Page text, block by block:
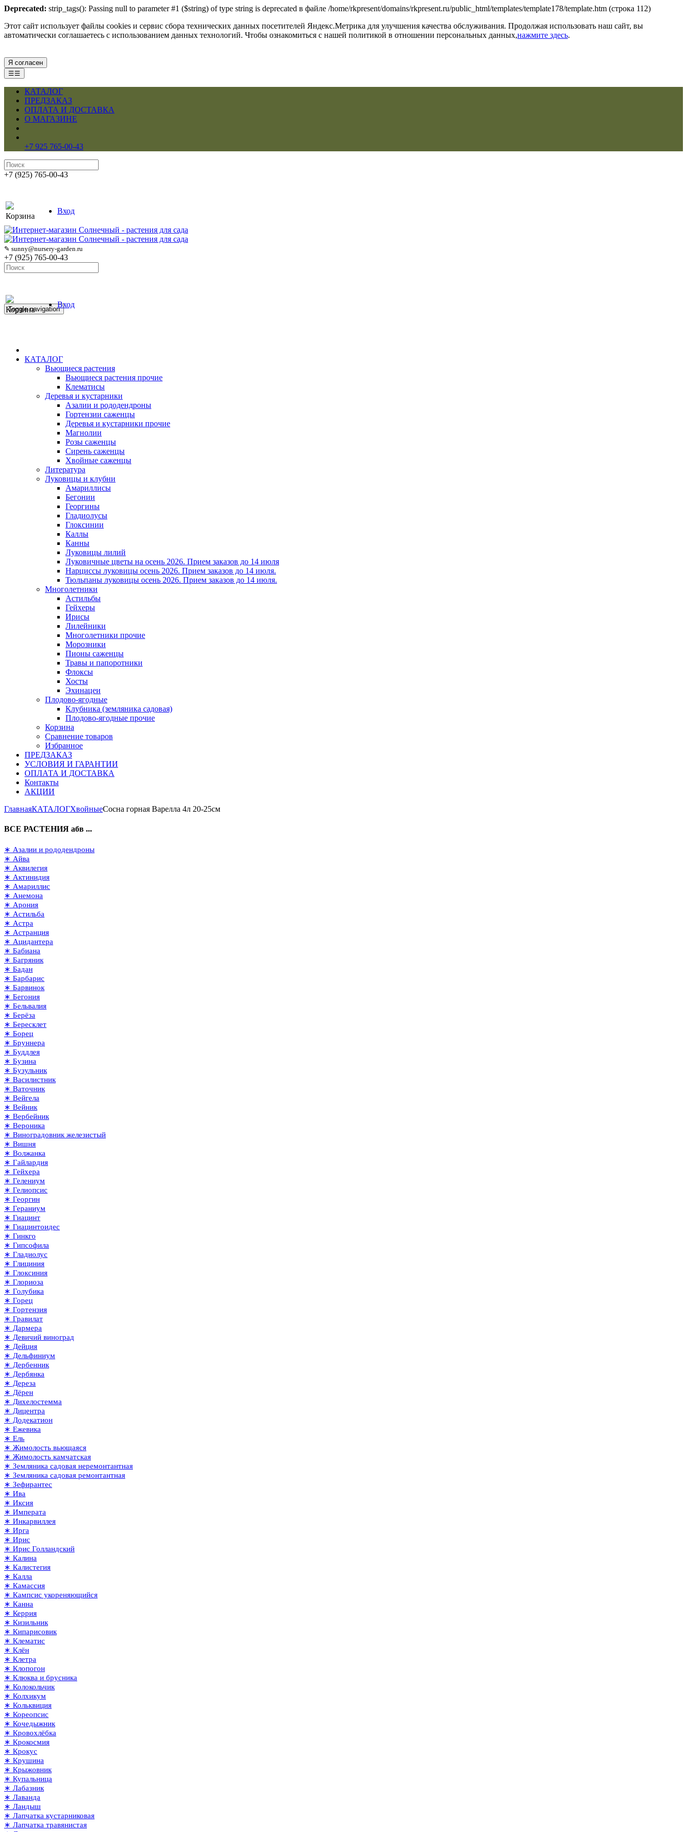
Deprecated: strip_tags(): Passing null to parameter #1 ($string) of type string is deprecated в файле /home/rkpresent/domains/rkpresent.ru/public_html/templates/template178/template.htm (строка 112)
Этот сайт использует файлы cookies и сервис сбора технических данных посетителей Яндекс.Метрика для улучшения качества обслуживания. Продолжая использовать наш сайт, вы
автоматически соглашаетесь с использованием данных технологий. Чтобы ознакомиться с нашей политикой в отношении персональных данных,нажмите здесь.
Я согласен
☰☰
КАТАЛОГ
ПРЕДЗАКАЗ
ОПЛАТА И ДОСТАВКА
О МАГАЗИНЕ
+7 925 765-00-43
+7 (925) 765-00-43
Корзина
Вход
✎ sunny@nursery-garden.ru
+7 (925) 765-00-43
Корзина
Вход
Toggle navigation
КАТАЛОГ
Вьющиеся растения
Вьющиеся растения прочие
Клематисы
Деревья и кустарники
Азалии и рододендроны
Гортензии саженцы
Деревья и кустарники прочие
Магнолии
Розы саженцы
Сирень саженцы
Хвойные саженцы
Литература
Луковицы и клубни
Амариллисы
Бегонии
Георгины
Гладиолусы
Глоксинии
Каллы
Канны
Луковицы лилий
Луковичные цветы на осень 2026. Прием заказов до 14 июля
Нарциссы луковицы осень 2026. Прием заказов до 14 июля.
Тюльпаны луковицы осень 2026. Прием заказов до 14 июля.
Многолетники
Астильбы
Гейхеры
Ирисы
Лилейники
Многолетники прочие
Морозники
Пионы саженцы
Травы и папоротники
Флоксы
Хосты
Эхинацеи
Плодово-ягодные
Клубника (земляника садовая)
Плодово-ягодные прочие
Корзина
Сравнение товаров
Избранное
ПРЕДЗАКАЗ
УСЛОВИЯ И ГАРАНТИИ
ОПЛАТА И ДОСТАВКА
Контакты
АКЦИИ
ГлавнаяКАТАЛОГХвойныеСосна горная Варелла 4л 20-25см
ВСЕ РАСТЕНИЯ абв ...
∗ Азалии и рододендроны
∗ Айва
∗ Аквилегия
∗ Актинидия
∗ Амариллис
∗ Анемона
∗ Арония
∗ Астильба
∗ Астра
∗ Астранция
∗ Ацидантера
∗ Бабиана
∗ Багряник
∗ Бадан
∗ Барбарис
∗ Барвинок
∗ Бегония
∗ Бельвалия
∗ Берёза
∗ Бересклет
∗ Борец
∗ Бруннера
∗ Буддлея
∗ Бузина
∗ Бузульник
∗ Василистник
∗ Ваточник
∗ Вейгела
∗ Вейник
∗ Вербейник
∗ Вероника
∗ Виноградовник железистый
∗ Вишня
∗ Волжанка
∗ Гайлардия
∗ Гейхера
∗ Гелениум
∗ Гелиопсис
∗ Георгин
∗ Гераниум
∗ Гиацинт
∗ Гиацинтоидес
∗ Гинкго
∗ Гипсофила
∗ Гладиолус
∗ Глициния
∗ Глоксиния
∗ Глориоза
∗ Голубика
∗ Горец
∗ Гортензия
∗ Гравилат
∗ Дармера
∗ Девичий виноград
∗ Дейция
∗ Дельфиниум
∗ Дербенник
∗ Дербянка
∗ Дереза
∗ Дёрен
∗ Дихелостемма
∗ Дицентра
∗ Додекатион
∗ Ежевика
∗ Ель
∗ Жимолость вьющаяся
∗ Жимолость камчатская
∗ Земляника садовая неремонтантная
∗ Земляника садовая ремонтантная
∗ Зефирантес
∗ Ива
∗ Иксия
∗ Императа
∗ Инкарвиллея
∗ Ирга
∗ Ирис
∗ Ирис Голландский
∗ Калина
∗ Калистегия
∗ Калла
∗ Камассия
∗ Кампсис укореняющийся
∗ Канна
∗ Керрия
∗ Кизильник
∗ Кипарисовик
∗ Клематис
∗ Клён
∗ Клетра
∗ Клопогон
∗ Клюква и брусника
∗ Колокольчик
∗ Колхикум
∗ Кольквиция
∗ Кореопсис
∗ Кочедыжник
∗ Кровохлёбка
∗ Крокосмия
∗ Крокус
∗ Крушина
∗ Крыжовник
∗ Купальница
∗ Лабазник
∗ Лаванда
∗ Ландыш
∗ Лапчатка кустарниковая
∗ Лапчатка травянистая